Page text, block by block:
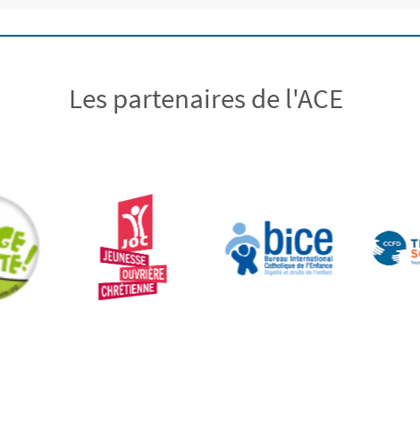
Les partenaires de l'ACE